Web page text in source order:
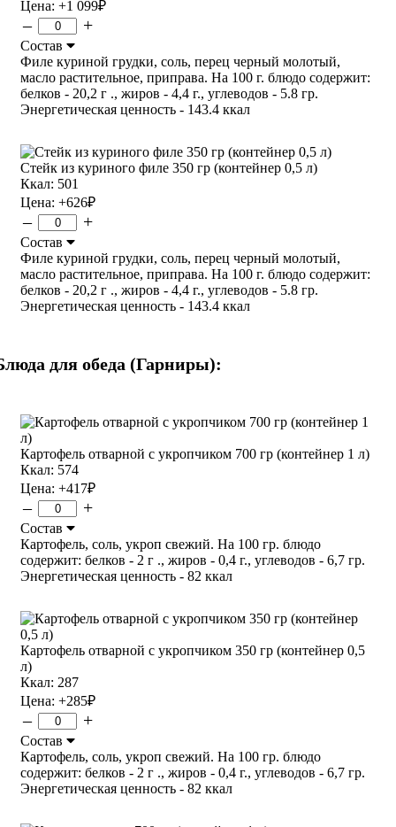
Цена: +1 099₽
– +
Состав
Филе куриной грудки, соль, перец черный молотый,
масло растительное, приправа. На 100 г. блюдо содержит:
белков - 20,2 г ., жиров - 4,4 г., углеводов - 5.8 гр.
Энергетическая ценность - 143.4 ккал
Стейк из куриного филе 350 гр (контейнер 0,5 л)
Ккал: 501
Цена: +626₽
– +
Состав
Филе куриной грудки, соль, перец черный молотый,
масло растительное, приправа. На 100 г. блюдо содержит:
белков - 20,2 г ., жиров - 4,4 г., углеводов - 5.8 гр.
Энергетическая ценность - 143.4 ккал
для обеда (Гарниры):
Картофель отварной с укропчиком 700 гр (контейнер 1 л)
Ккал: 574
Цена: +417₽
– +
Состав
Картофель, соль, укроп свежий. На 100 гр. блюдо
содержит: белков - 2 г ., жиров - 0,4 г., углеводов - 6,7 гр.
Энергетическая ценность - 82 ккал
Картофель отварной с укропчиком 350 гр (контейнер 0,5
л)
Ккал: 287
Цена: +285₽
– +
Состав
Картофель, соль, укроп свежий. На 100 гр. блюдо
содержит: белков - 2 г ., жиров - 0,4 г., углеводов - 6,7 гр.
Энергетическая ценность - 82 ккал